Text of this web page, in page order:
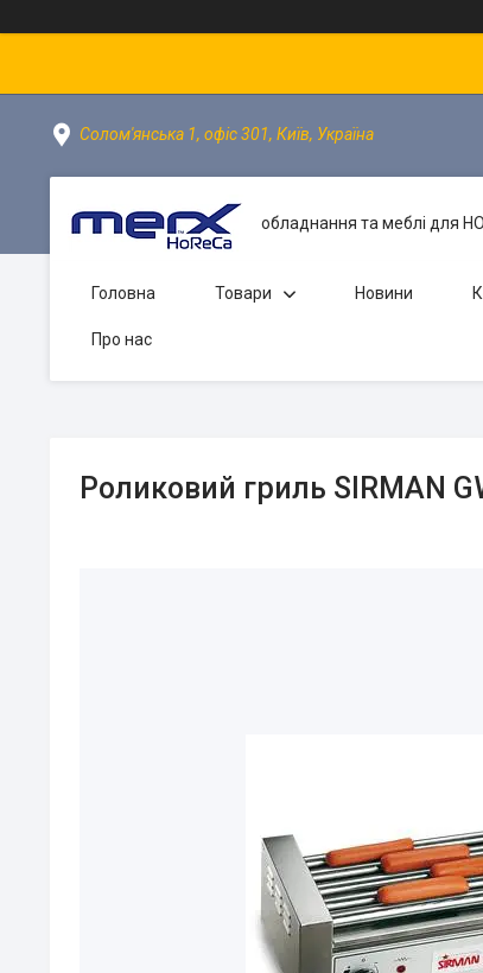
Солом'янська 1, офіс 301, Київ, Україна
обладнання та меблі для
Головна Товари Новини
Про нас
Роликовий гриль SIRMAN